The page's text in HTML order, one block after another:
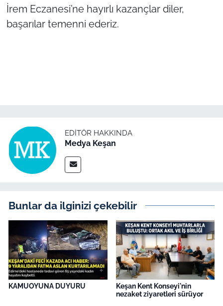
İrem Eczanesi’ne hayırlı kazançlar diler,
başarılar temenni ederiz.
EDITÖR HAKKINDA
Medya Keşan
Bunlar da ilginizi çekebilir
KAMUOYUNA DUYURU
Keşan Kent Konseyi'nin
nezaket ziyaretleri sürüyor
Genel
İş Dünyası
Bilim Teknoloji
Canlı Maç
Finans
Genel-A
Gündem-Eğitim